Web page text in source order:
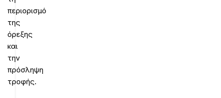
περιορισμό
της
όρεξης
και
την
πρόσληψη
τροφής.